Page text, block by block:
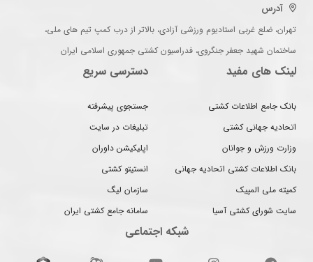
آدرس
تهران، ضلع غربی استادیوم ورزشی آزادی، بالاتر از درب کمپ تیم های ملی،
ساختمان شهید جعفر جنگروی، فدراسیون کشتی جمهوری اسلامی ایران
لینک های مفید
بانک جامع اطلاعات کشتی
اتحادیه جهانی کشتی
وزارت ورزش و جوانان
بانک اطلاعات کشتی اتحادیه جهانی
کمیته ملی المپیک
سایت شورای کشتی آسیا
دسترسی سریع
جستجوی پیشرفته
تبلیغات در سایت
اپلیکیشن داوران
انستیتو کشتی
سازمان لیگ
سامانه جامع کشتی ایران
شبکه اجتماعی